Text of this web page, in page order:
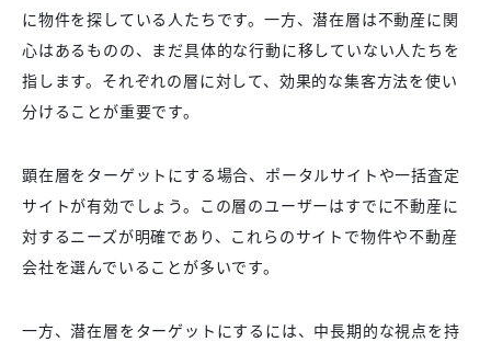
に物件を探している人たちです。一方、潜在層は不動産に関
心はあるものの、まだ具体的な行動に移していない人たちを
指します。それぞれの層に対して、効果的な集客方法を使い
分けることが重要です。
顕在層をターゲットにする場合、ポータルサイトや一括査定
サイトが有効でしょう。この層のユーザーはすでに不動産に
対するニーズが明確であり、これらのサイトで物件や不動産
会社を選んでいることが多いです。
一方、潜在層をターゲットにするには、中長期的な視点を持